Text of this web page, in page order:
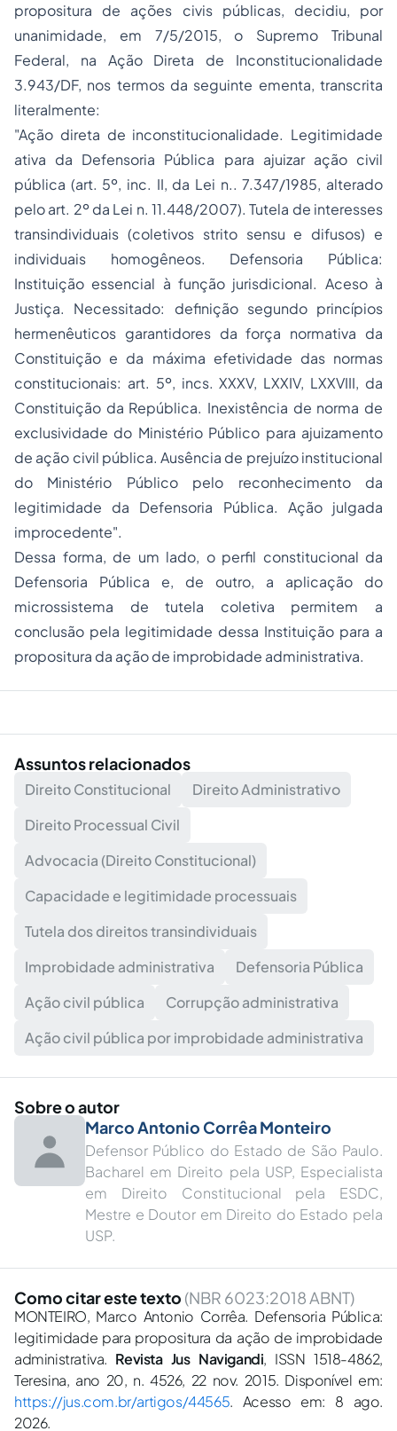
propositura de ações civis públicas, decidiu, por
unanimidade, em 7/5/2015, o Supremo Tribunal
Federal, na Ação Direta de Inconstitucionalidade
3.943/DF, nos termos da seguinte ementa, transcrita
literalmente:
"Ação direta de inconstitucionalidade. Legitimidade
ativa da Defensoria Pública para ajuizar ação civil
pública (art. 5º, inc. II, da Lei n.. 7.347/1985, alterado
pelo art. 2º da Lei n. 11.448/2007). Tutela de interesses
transindividuais (coletivos strito sensu e difusos) e
individuais homogêneos. Defensoria Pública:
Instituição essencial à função jurisdicional. Aceso à
Justiça. Necessitado: definição segundo princípios
hermenêuticos garantidores da força normativa da
Constituição e da máxima efetividade das normas
constitucionais: art. 5º, incs. XXXV, LXXIV, LXXVIII, da
Constituição da República. Inexistência de norma de
exclusividade do Ministério Público para ajuizamento
de ação civil pública. Ausência de prejuízo institucional
do Ministério Público pelo reconhecimento da
legitimidade da Defensoria Pública. Ação julgada
improcedente".
Dessa forma, de um lado, o perfil constitucional da
Defensoria Pública e, de outro, a aplicação do
microssistema de tutela coletiva permitem a
conclusão pela legitimidade dessa Instituição para a
propositura da ação de improbidade administrativa.
Assuntos relacionados
Direito Constitucional
Direito Administrativo
Direito Processual Civil
Advocacia (Direito Constitucional)
Capacidade e legitimidade processuais
Tutela dos direitos transindividuais
Improbidade administrativa
Defensoria Pública
Ação civil pública
Corrupção administrativa
Ação civil pública por improbidade administrativa
Sobre o autor
Marco Antonio Corrêa Monteiro
Defensor Público do Estado de São Paulo.
Bacharel em Direito pela USP, Especialista
em Direito Constitucional pela ESDC,
Mestre e Doutor em Direito do Estado pela
USP.
Como citar este texto (NBR 6023:2018 ABNT)
MONTEIRO, Marco Antonio Corrêa. Defensoria Pública:
legitimidade para propositura da ação de improbidade
administrativa. Revista Jus Navigandi, ISSN 1518-4862,
Teresina, ano 20, n. 4526, 22 nov. 2015. Disponível em:
https://jus.com.br/artigos/44565. Acesso em: 8 ago.
2026.